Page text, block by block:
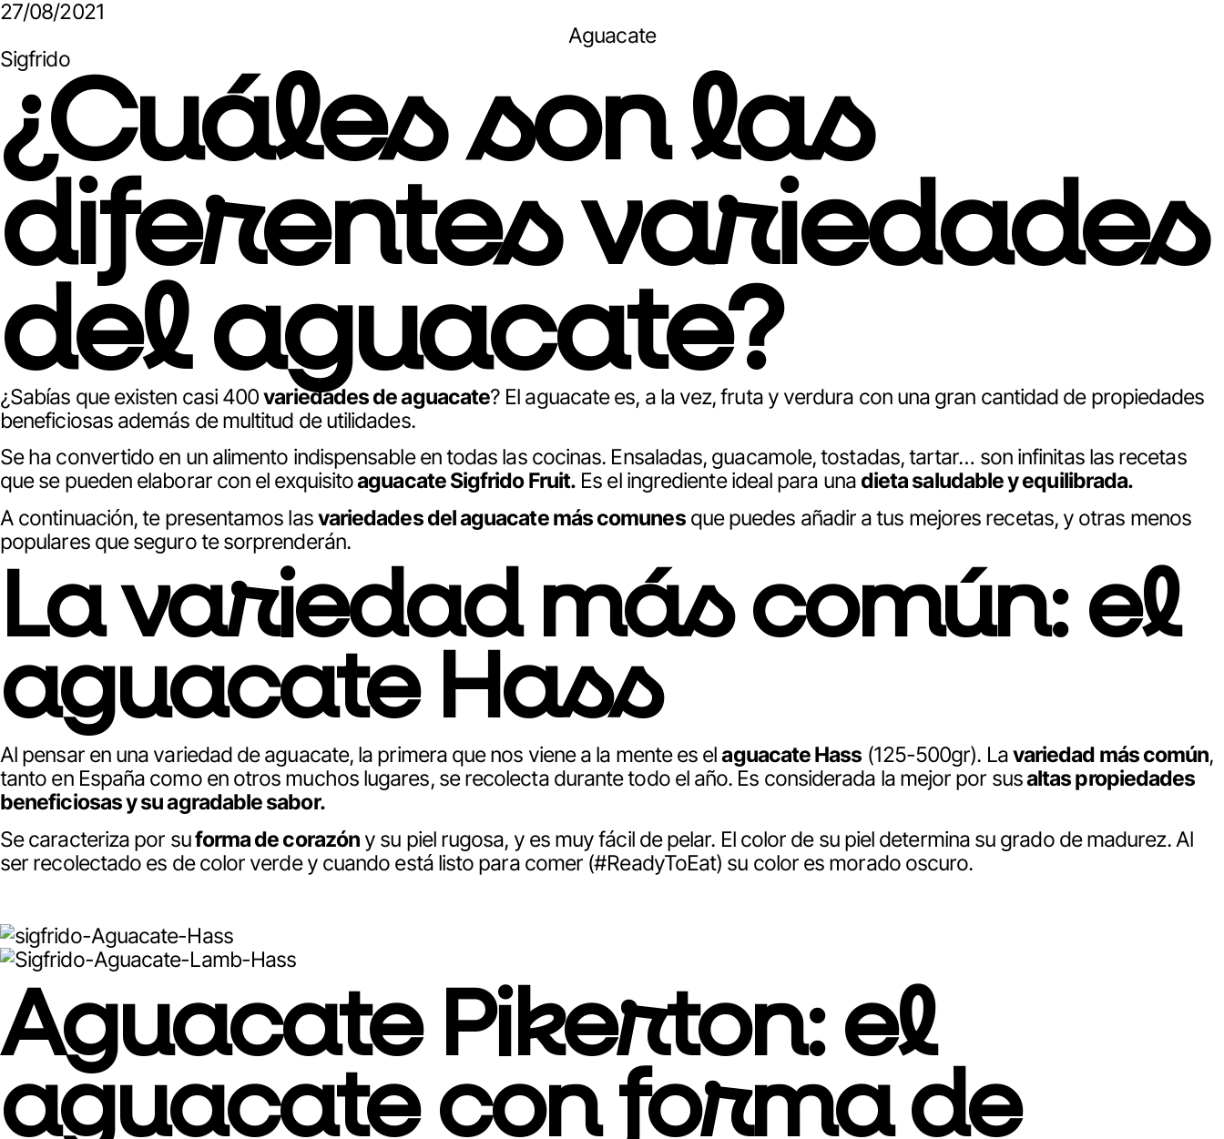
27/08/2021
Aguacate
Sigfrido
¿Cuáles son las
diferentes variedades
del aguacate?
¿Sabías que existen casi 400variedades de aguacate? El aguacate es, a la vez, fruta y verdura con una gran cantidad de propiedades
beneficiosas además de multitud de utilidades.
Se ha convertido en un alimento indispensable en todas las cocinas. Ensaladas, guacamole, tostadas, tartar… son infinitas las recetas
que se pueden elaborar con el exquisitoaguacate Sigfrido Fruit. Es el ingrediente ideal para una dieta saludable y equilibrada.
A continuación, te presentamos lasvariedades del aguacate más comunesque puedes añadir a tus mejores recetas, y otras menos
populares que seguro te sorprenderán.
La variedad más común: el
aguacateHass
Al pensar en una variedad de aguacate, la primera que nos viene a la mente es elaguacate Hass (125-500gr). Lavariedad más común,
tanto en España como en otros muchos lugares, se recolecta durante todo el año. Es considerada la mejor por susaltas propiedades
beneficiosas y su agradable sabor.
Se caracteriza por suforma de corazón y su piel rugosa, y es muy fácil de pelar. El color de su piel determina su grado de madurez. Al
ser recolectado es de color verde y cuando está listo para comer (#ReadyToEat) su color es morado oscuro.
Aguacate Pikerton: el
aguacate con forma de